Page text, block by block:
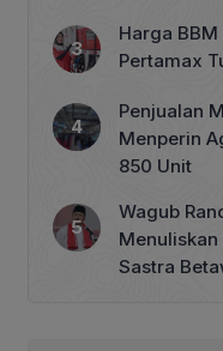
Harga
Pertamax
Penjualan
Menperin
850 Unit
Wagub
Menuliskan
Sastra